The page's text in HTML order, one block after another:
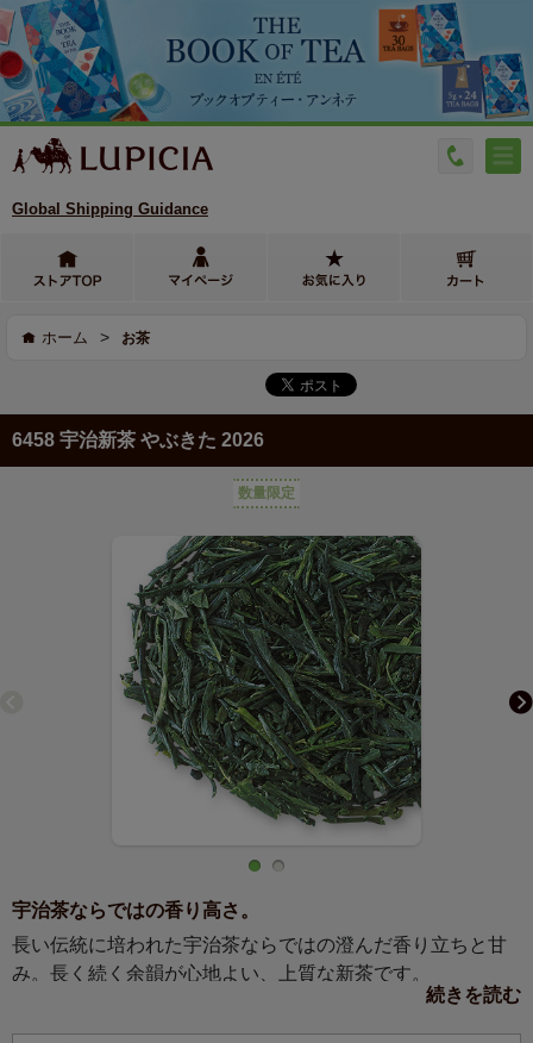
Global Shipping Guidance
ホーム > お茶
6458 宇治新茶 やぶきた 2026
数量限定
宇治茶ならではの香り高さ。
長い伝統に培われた宇治茶ならではの澄んだ香り立ちと甘
み。長く続く余韻が心地よい、上質な新茶です。
日本の茶文化を牽引してきた歴史と伝統を誇る産地、京
続きを読む